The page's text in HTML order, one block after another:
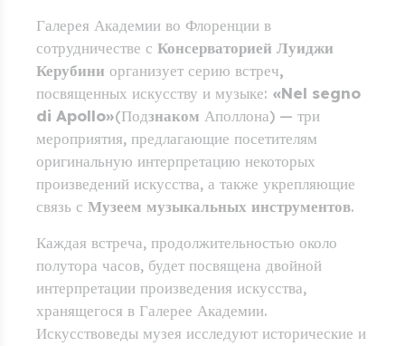
Галерея Академии во Флоренции в
сотрудничестве с Консерваторией Луиджи
Керубини организует серию встреч,
посвященных искусству и музыке: «Nel segno
di Apollo»(Подзнаком Аполлона) — три
мероприятия, предлагающие посетителям
оригинальную интерпретацию некоторых
произведений искусства, а также укрепляющие
связь с Музеем музыкальных инструментов.
Каждая встреча, продолжительностью около
полутора часов, будет посвящена двойной
интерпретации произведения искусства,
хранящегося в Галерее Академии.
Искусствоведы музея исследуют исторические и